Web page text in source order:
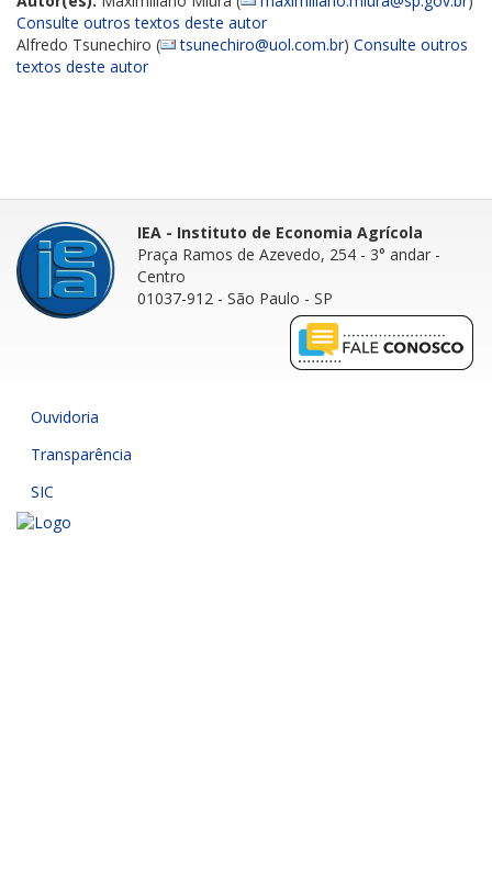
Consulte outros textos deste autor
Alfredo Tsunechiro (
tsunechiro@uol.com.br) Consulte outros
textos deste autor
IEA - Instituto de Economia Agrícola
Praça Ramos de Azevedo, 254 - 3° andar -
Centro
01037-912 - São Paulo - SP
Ouvidoria
Transparência
SIC